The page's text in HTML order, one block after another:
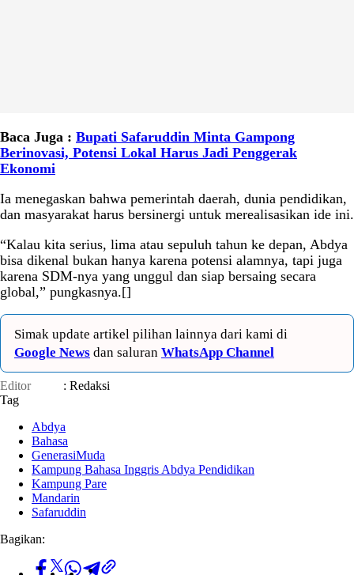
Baca Juga : Bupati Safaruddin Minta Gampong
Berinovasi, Potensi Lokal Harus Jadi Penggerak
Ekonomi
Ia menegaskan bahwa pemerintah daerah, dunia pendidikan,
dan masyarakat harus bersinergi untuk merealisasikan ide ini.
“Kalau kita serius, lima atau sepuluh tahun ke depan, Abdya
bisa dikenal bukan hanya karena potensi alamnya, tapi juga
karena SDM-nya yang unggul dan siap bersaing secara
global,” pungkasnya.[]
Simak update artikel pilihan lainnya dari kami di
Google News dan saluran WhatsApp Channel
Editor
: Redaksi
Tag
Abdya
Bahasa
GenerasiMuda
Kampung Bahasa Inggris Abdya Pendidikan
Kampung Pare
Mandarin
Safaruddin
Bagikan: